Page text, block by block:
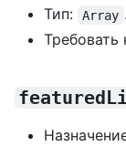
Тип:
Array